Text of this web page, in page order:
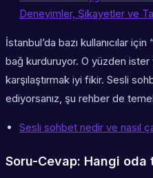
Deneyimler, Şikayetler ve
İstanbul’da bazı kullanıcılar
bağ kurduruyor. O yüzden ister
karşılaştırmak iyi fikir. Sesli
ediyorsanız, şu rehber de
Sesli sohbet nedir ve nasıl
Soru-Cevap: Hangi